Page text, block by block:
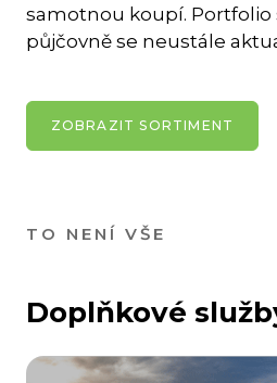
samotnou koupí. Portfolio
půjčovně se neustále
ZOBRAZIT SORTIMENT
TO NENÍ VŠE
Doplňkové